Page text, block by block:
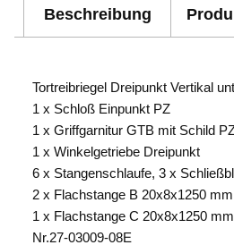
Beschreibung
Tortreibriegel Dreipunkt Vertikal
1 x Schloß Einpunkt PZ
1 x Griffgarnitur GTB mit Schild
1 x Winkelgetriebe Dreipunkt
6 x Stangenschlaufe, 3 x
2 x Flachstange B 20x8x1250
1 x Flachstange C 20x8x1250
Nr.27-03009-08E